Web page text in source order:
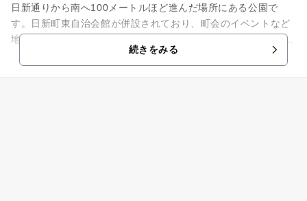
日新通りから南へ100メートルほど進んだ場所にある公園で
す。日新町東自治会館が併設されており、町会のイベントなど
地域の交流も盛んなスポットです。 園内は広々としたフリース
続きをみる